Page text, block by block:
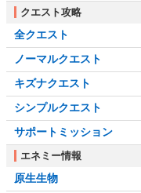
クエスト攻略
全クエスト
ノーマルクエスト
キズナクエスト
シンプルクエスト
サポートミッション
エネミー情報
原生生物